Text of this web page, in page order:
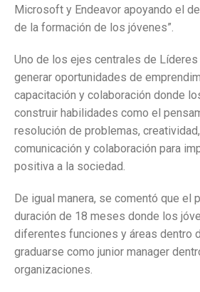
Microsoft y Endeavor apoyando el
de la formación de los jóvenes”.
Uno de los ejes centrales de
generar oportunidades de
capacitación y colaboración donde
construir habilidades como el
resolución de problemas,
comunicación y colaboración para
positiva a la sociedad.
De igual manera, se comentó que el
duración de 18 meses donde los
diferentes funciones y áreas dentro
graduarse como junior manager
organizaciones.